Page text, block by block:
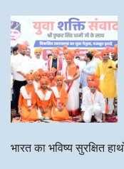
e
b
o
o
k
t
t
e
r
k
e
d
I
n
t
s
A
p
p
भारत का भविष्य सुरक्षित